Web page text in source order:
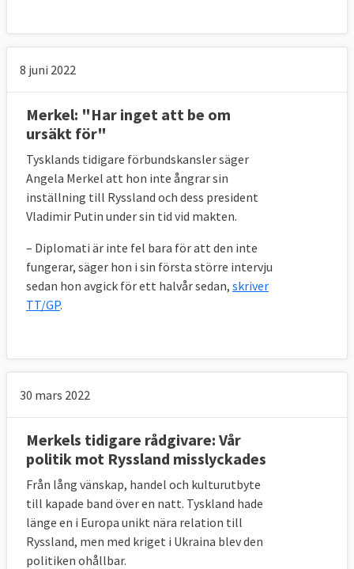
8 juni 2022
Merkel: "Har inget att be om
ursäkt för"
Tysklands tidigare förbundskansler säger
Angela Merkel att hon inte ångrar sin
inställning till Ryssland och dess president
Vladimir Putin under sin tid vid makten.
– Diplomati är inte fel bara för att den inte
fungerar, säger hon i sin första större intervju
sedan hon avgick för ett halvår sedan, skriver
TT/GP.
30 mars 2022
Merkels tidigare rådgivare: Vår
politik mot Ryssland misslyckades
Från lång vänskap, handel och kulturutbyte
till kapade band över en natt. Tyskland hade
länge en i Europa unikt nära relation till
Ryssland, men med kriget i Ukraina blev den
politiken ohållbar.